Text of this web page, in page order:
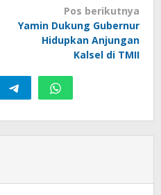
Pos berikutnya
Yamin Dukung Gubernur
Hidupkan Anjungan
Kalsel di TMII